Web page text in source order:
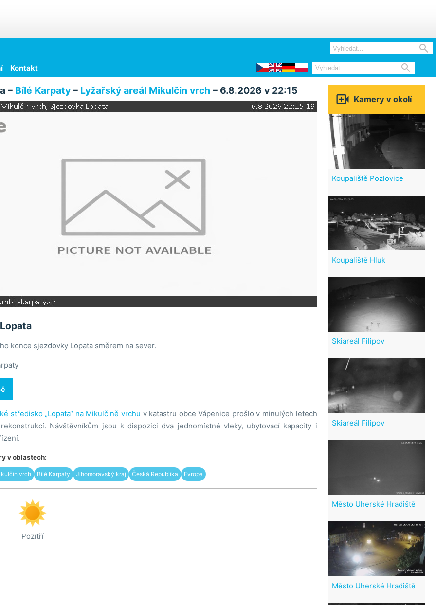

Kontakt 
– Bílé Karpaty– Lyžařský areál Mikulčin vrch – 6.8.2026 v 22:15
konce sjezdovky Lopata směrem na sever.
středisko „Lopata“ na Mikulčině vrchu v katastru obce Vápenice prošlo v minulých letech
Návštěvníkům jsou k dispozici dva jednomístné vleky, ubytovací kapacity i
v oblastech:
vrch Bílé Karpaty Jihomoravský kraj Česká Republika Evropa
Pozítří
 Kamery v okolí
Koupaliště Pozlovice
Koupaliště Hluk
Skiareál Filipov
Skiareál Filipov
Město Uherské Hradiště
Město Uherské Hradiště